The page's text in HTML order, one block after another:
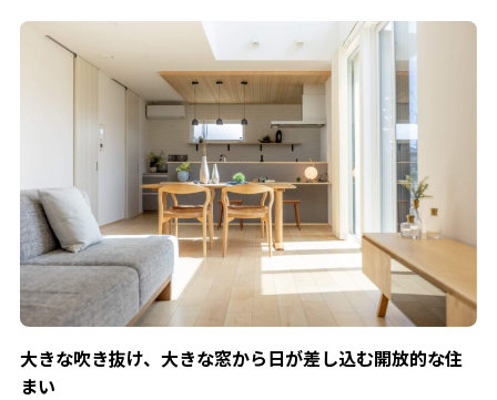
大きな吹き抜け、大きな窓から日が差し込む開放的な住
まい